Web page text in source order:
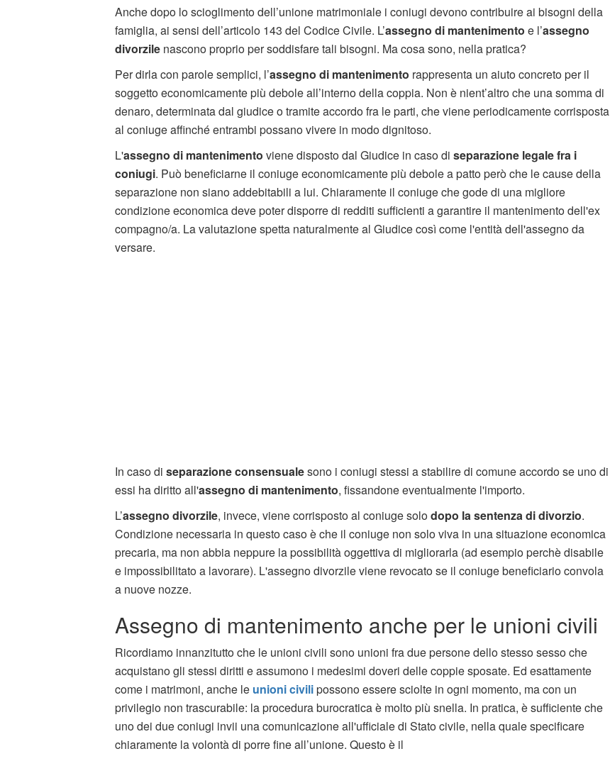
Anche dopo lo scioglimento dell’unione matrimoniale i coniugi devono contribuire ai bisogni della
famiglia, ai sensi dell’articolo 143 del Codice Civile. L’assegno di mantenimento e l’assegno
divorzile nascono proprio per soddisfare tali bisogni. Ma cosa sono, nella pratica?
Per dirla con parole semplici, l’assegno di mantenimento rappresenta un aiuto concreto per il
soggetto economicamente più debole all’interno della coppia. Non è nient’altro che una somma di
denaro, determinata dal giudice o tramite accordo fra le parti, che viene periodicamente corrisposta
al coniuge affinché entrambi possano vivere in modo dignitoso.
L'assegno di mantenimento viene disposto dal Giudice in caso di separazione legale fra i
coniugi. Può beneficiarne il coniuge economicamente più debole a patto però che le cause della
separazione non siano addebitabili a lui. Chiaramente il coniuge che gode di una migliore
condizione economica deve poter disporre di redditi sufficienti a garantire il mantenimento dell'ex
compagno/a. La valutazione spetta naturalmente al Giudice così come l'entità dell'assegno da
versare.
In caso di separazione consensualesono i coniugi stessi a stabilire di comune accordo se uno di
essi ha diritto all'assegno di mantenimento, fissandone eventualmente l'importo.
L’assegno divorzile, invece, viene corrisposto al coniuge solodopo la sentenza di divorzio.
Condizione necessaria in questo caso è che il coniuge non solo viva in una situazione economica
precaria, ma non abbia neppure la possibilità oggettiva di migliorarla (ad esempio perchè disabile
e impossibilitato a lavorare). L'assegno divorzile viene revocato se il coniuge beneficiario convola
a nuove nozze.
Assegno di mantenimento anche per le unioni civili
Ricordiamo innanzitutto che le unioni civili sono unioni fra due persone dello stesso sesso che
acquistano gli stessi diritti e assumono i medesimi doveri delle coppie sposate. Ed esattamente
come i matrimoni, anche le unioni civilipossono essere sciolte in ogni momento, ma con un
privilegio non trascurabile: la procedura burocratica è molto più snella. In pratica, è sufficiente che
uno dei due coniugi invii una comunicazione all'ufficiale di Stato civile, nella quale specificare
chiaramente la volontà di porre fine all’unione. Questo è il